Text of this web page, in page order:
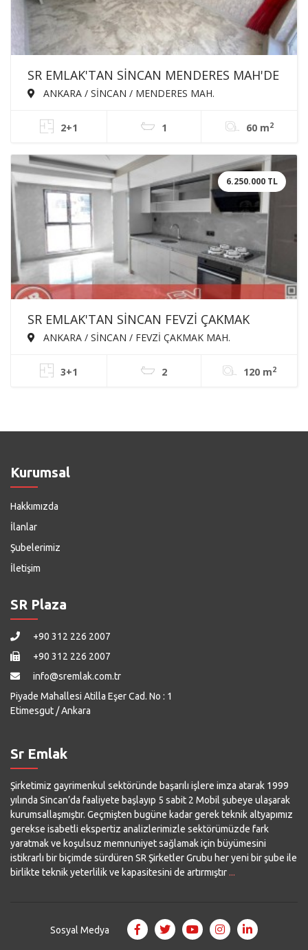
SR EMLAK'TAN SİNCAN MENDERES MAH'DE
2+0 60m² ÖN CEPHE SATILIK SIFIR DAİRE
ANKARA / SİNCAN / MENDERES MAH.
2+1 1 60 m2
6.250.000 TL
SR EMLAK'TAN SİNCAN FEVZİ ÇAKMAK
MAH'DE 3+1 120m² ARA KATTA EBEVEYN
ANKARA / SİNCAN / FEVZİ ÇAKMAK MAH.
3+1 2 120 m2
Kurumsal
Hakkımızda
İlanlar
Şubelerimiz
İletişim
SR Plaza
+90 312 226 2007
+90 312 226 2007
info@sremlak.com.tr
Piyade Mahallesi Atilla Eşer Cad. No : 1
Etimesgut / Ankara
Sr Emlak
Şirketimiz gayrimenkul sektöründe başarılı işlere imza atarak 1999
yılında Sincan’da faaliyete başlayıp 5 sabit 2 Mobil şubeye ulaşarak
kurumsallaşmıştır. Geçmişten bugüne kadar gerek teknik altyapımız
gerekse isabetli ekspertiz analizlerimizle sektörümüzde fark
yaratmak ve koşulsuz memnuniyet sağlamak için büyümesini
istikrarlı bir biçimde sürdüren SR Şirketler Grubu her yeni bir şube ile
birlikte teknik yeterlilik ve kapasitesini de artırmıştır ...
Sosyal Medya